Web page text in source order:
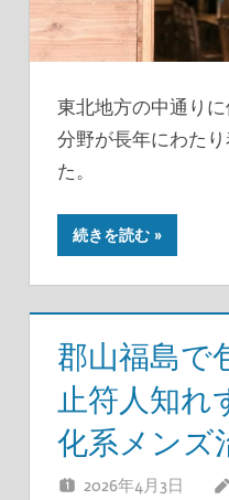
東北地方の中通り
分野が長年にわた
た。
続きを読む
郡山福島で
止符人知れ
化系メンズ
2026年4月3日